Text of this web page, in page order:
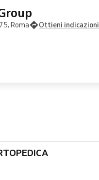
Roma Ottieni indicazioni